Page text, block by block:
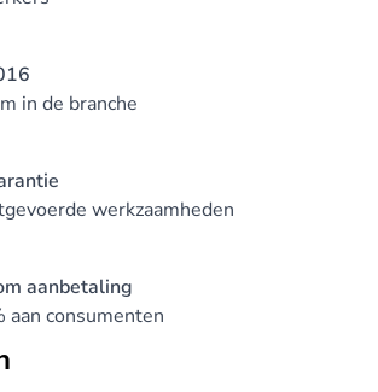
in de branche
werkzaamheden
aanbetaling
aan consumenten